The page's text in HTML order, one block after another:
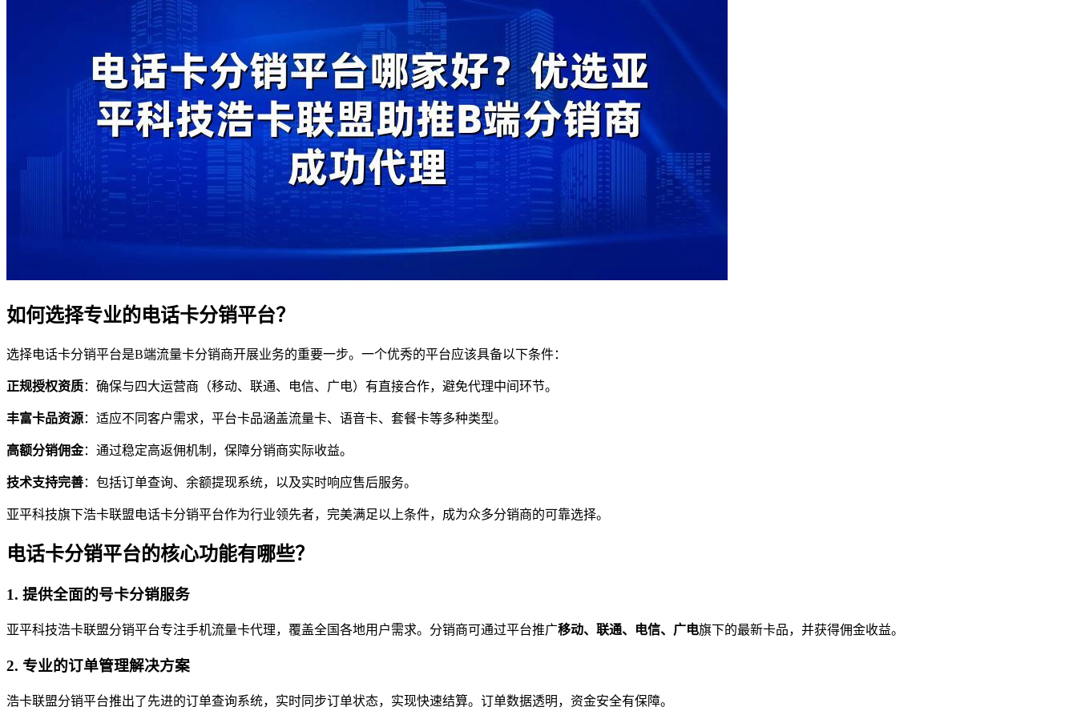
如何选择专业的电话卡分销平台？
选择电话卡分销平台是B端流量卡分销商开展业务的重要一步。一个优秀的平台应该具备以下条件：
正规授权资质：确保与四大运营商（移动、联通、电信、广电）有直接合作，避免代理中间环节。
丰富卡品资源：适应不同客户需求，平台卡品涵盖流量卡、语音卡、套餐卡等多种类型。
高额分销佣金：通过稳定高返佣机制，保障分销商实际收益。
技术支持完善：包括订单查询、余额提现系统，以及实时响应售后服务。
亚平科技旗下浩卡联盟电话卡分销平台作为行业领先者，完美满足以上条件，成为众多分销商的可靠选择。
电话卡分销平台的核心功能有哪些？
1. 提供全面的号卡分销服务
亚平科技浩卡联盟分销平台专注手机流量卡代理，覆盖全国各地用户需求。分销商可通过平台推广移动、联通、电信、广电旗下的最新卡品，并获得佣金收益。
2. 专业的订单管理解决方案
浩卡联盟分销平台推出了先进的订单查询系统，实时同步订单状态，实现快速结算。订单数据透明，资金安全有保障。